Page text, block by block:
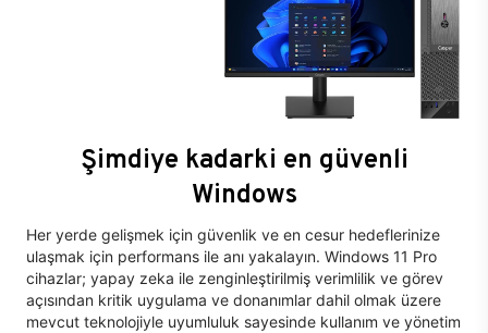
Şimdiye kadarki en güvenli
Windows
Her yerde gelişmek için güvenlik ve en cesur hedeflerinize
ulaşmak için performans ile anı yakalayın. Windows 11 Pro
cihazlar; yapay zeka ile zenginleştirilmiş verimlilik ve görev
açısından kritik uygulama ve donanımlar dahil olmak üzere
mevcut teknolojiyle uyumluluk sayesinde kullanım ve yönetim